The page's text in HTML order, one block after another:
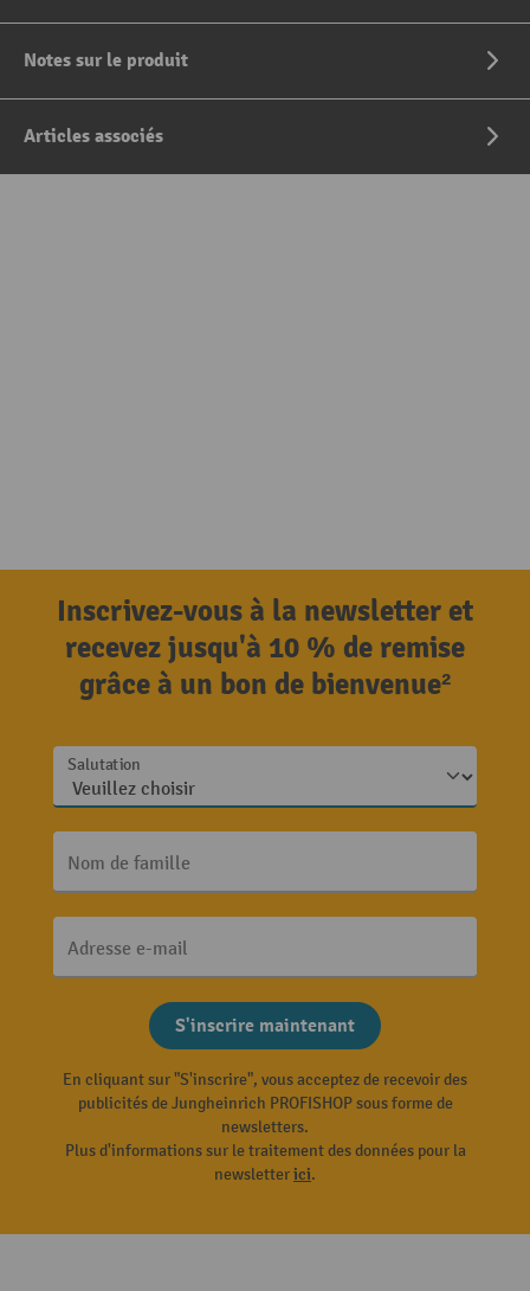
Notes sur le produit
Articles associés
Inscrivez-vous à la newsletter et
recevez jusqu'à 10 % de remise
grâce à un bon de bienvenue²
Salutation
Nom de famille
Adresse e-mail
S'inscrire maintenant
En cliquant sur "S'inscrire", vous acceptez de recevoir des
publicités de Jungheinrich PROFISHOP sous forme de
newsletters.
Plus d'informations sur le traitement des données pour la
newsletterici.